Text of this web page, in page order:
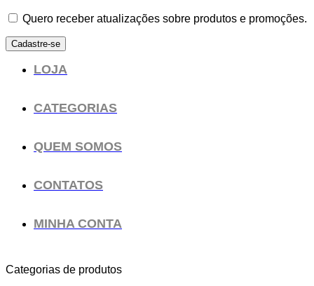
Quero receber atualizações sobre produtos e promoções.
Cadastre-se
LOJA
CATEGORIAS
QUEM SOMOS
CONTATOS
MINHA CONTA
Categorias de produtos